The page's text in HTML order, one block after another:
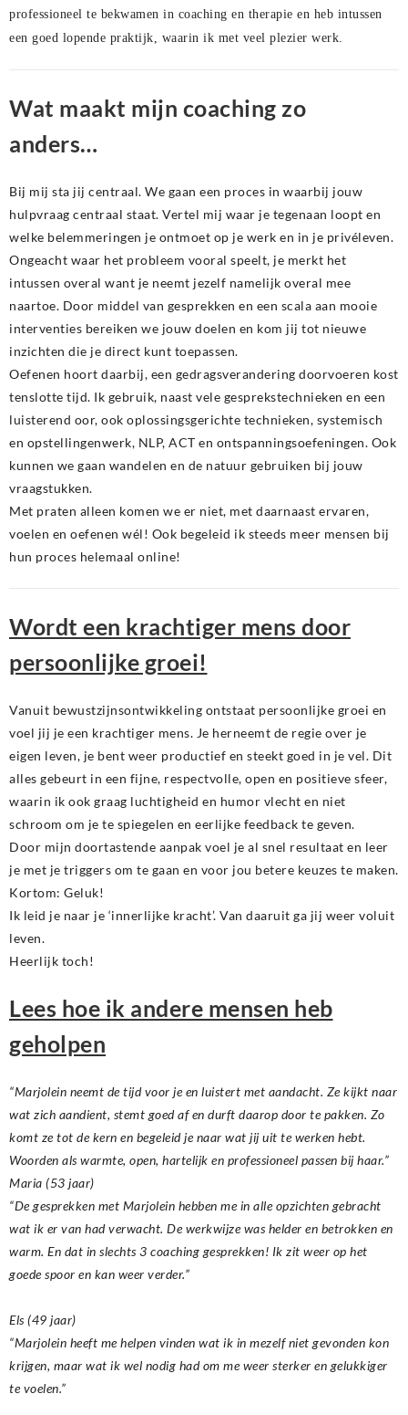
professioneel te bekwamen in coaching en therapie en heb intussen
een goed lopende praktijk, waarin ik met veel plezier werk.
Wat maakt mijn coaching zo
anders…
Bij mij sta jij centraal. We gaan een proces in waarbij jouw
hulpvraag centraal staat. Vertel mij waar je tegenaan loopt en
welke belemmeringen je ontmoet op je werk en in je privéleven.
Ongeacht waar het probleem vooral speelt, je merkt het
intussen overal want je neemt jezelf namelijk overal mee
naartoe. Door middel van gesprekken en een scala aan mooie
interventies bereiken we jouw doelen en kom jij tot nieuwe
inzichten die je direct kunt toepassen.
Oefenen hoort daarbij, een gedragsverandering doorvoeren kost
tenslotte tijd. Ik gebruik, naast vele gesprekstechnieken en een
luisterend oor, ook oplossingsgerichte technieken, systemisch
en opstellingenwerk, NLP, ACT en ontspanningsoefeningen. Ook
kunnen we gaan wandelen en de natuur gebruiken bij jouw
vraagstukken.
Met praten alleen komen we er niet, met daarnaast ervaren,
voelen en oefenen wél! Ook begeleid ik steeds meer mensen bij
hun proces helemaal online!
Wordt een krachtiger mens door
persoonlijke groei!
Vanuit bewustzijnsontwikkeling ontstaat persoonlijke groei en
voel jij je een krachtiger mens. Je herneemt de regie over je
eigen leven, je bent weer productief en steekt goed in je vel. Dit
alles gebeurt in een fijne, respectvolle, open en positieve sfeer,
waarin ik ook graag luchtigheid en humor vlecht en niet
schroom om je te spiegelen en eerlijke feedback te geven.
Door mijn doortastende aanpak voel je al snel resultaat en leer
je met je triggers om te gaan en voor jou betere keuzes te maken.
Kortom: Geluk!
Ik leid je naar je ‘innerlijke kracht’. Van daaruit ga jij weer voluit
leven.
Heerlijk toch!
Lees hoe ik andere mensen heb
geholpen
“Marjolein neemt de tijd voor je en luistert met aandacht. Ze kijkt naar
wat zich aandient, stemt goed af en durft daarop door te pakken. Zo
komt ze tot de kern en begeleid je naar wat jij uit te werken hebt.
Woorden als warmte, open, hartelijk en professioneel passen bij haar.”
Maria (53 jaar)
“De gesprekken met Marjolein hebben me in alle opzichten gebracht
wat ik er van had verwacht. De werkwijze was helder en betrokken en
warm. En dat in slechts 3 coaching gesprekken! Ik zit weer op het
goede spoor en kan weer verder.”
Els (49 jaar)
“Marjolein heeft me helpen vinden wat ik in mezelf niet gevonden kon
krijgen, maar wat ik wel nodig had om me weer sterker en gelukkiger
te voelen.”